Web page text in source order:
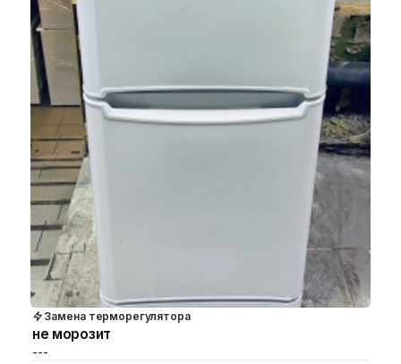
Замена терморегулятора
не морозит
---